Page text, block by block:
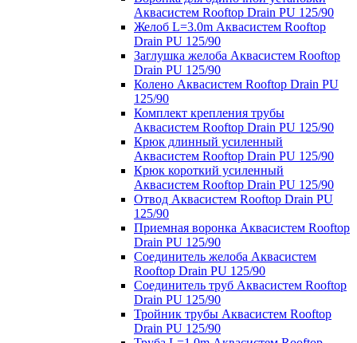
Аквасистем Rooftop Drain PU 125/90
Желоб L=3.0m Аквасистем Rooftop
Drain PU 125/90
Заглушка желоба Аквасистем Rooftop
Drain PU 125/90
Колено Аквасистем Rooftop Drain PU
125/90
Комплект крепления трубы
Аквасистем Rooftop Drain PU 125/90
Крюк длинный усиленный
Аквасистем Rooftop Drain PU 125/90
Крюк короткий усиленный
Аквасистем Rooftop Drain PU 125/90
Отвод Аквасистем Rooftop Drain PU
125/90
Приемная воронка Аквасистем Rooftop
Drain PU 125/90
Соединитель желоба Аквасистем
Rooftop Drain PU 125/90
Соединитель труб Аквасистем Rooftop
Drain PU 125/90
Тройник трубы Аквасистем Rooftop
Drain PU 125/90